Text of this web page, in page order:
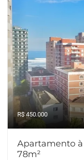
R$ 450.000
Apartamento
78m²